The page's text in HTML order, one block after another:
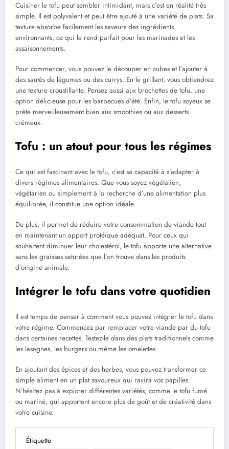
Cuisiner le tofu peut sembler intimidant, mais c’est en réalité très
simple. Il est polyvalent et peut être ajouté à une variété de plats. Sa
texture absorbe facilement les saveurs des ingrédients
environnants, ce qui le rend parfait pour les marinades et les
assaisonnements.
Pour commencer, vous pouvez le découper en cubes et l’ajouter à
des sautés de légumes ou des currys. En le grillant, vous obtiendrez
une texture croustillante. Pensez aussi aux brochettes de tofu, une
option délicieuse pour les barbecues d’été. Enfin, le tofu soyeux se
prête merveilleusement bien aux smoothies ou aux desserts
crémeux.
Tofu : un atout pour tous les régimes
Ce qui est fascinant avec le tofu, c’est sa capacité à s’adapter à
divers régimes alimentaires. Que vous soyez végétalien,
végétarien ou simplement à la recherche d’une alimentation plus
équilibrée, il constitue une option idéale.
De plus, il permet de réduire votre consommation de viande tout
en maintenant un apport protéique adéquat. Pour ceux qui
souhaitent diminuer leur cholestérol, le tofu apporte une alternative
sans les graisses saturées que l’on trouve dans les produits
d’origine animale.
Intégrer le tofu dans votre quotidien
Il est temps de penser à comment vous pouvez intégrer le tofu dans
votre régime. Commencez par remplacer votre viande par du tofu
dans certaines recettes. Testez-le dans des plats traditionnels comme
les lasagnes, les burgers ou même les omelettes.
En ajoutant des épices et des herbes, vous pouvez transformer ce
simple aliment en un plat savoureux qui ravira vos papilles.
N’hésitez pas à explorer différentes variétés, comme le tofu fumé
ou mariné, qui apportent encore plus de goût et de créativité dans
votre cuisine.
Étiquette